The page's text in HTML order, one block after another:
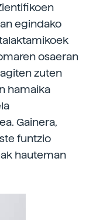
egindako
osaeran
zuten
hamaika
Gainera,
funtzio
hauteman